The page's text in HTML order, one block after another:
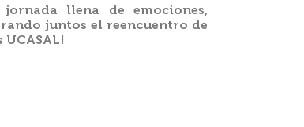
llena de emociones,
juntos el reencuentro de